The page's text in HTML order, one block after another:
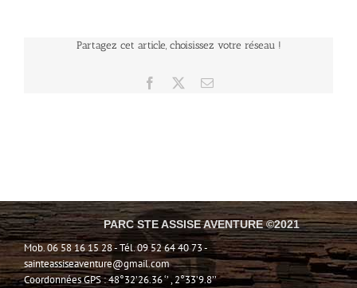
Partagez cet article, choisissez votre réseau !
Facebook Email
PARC STE ASSISE AVENTURE ©2021
Mob. 06 58 16 15 28 - Tél. 09 52 64 40 73 -
sainteassiseaventure@gmail.com
Coordonnées GPS : 48°32’26.36 ‘’ , 2°33’9.8’’